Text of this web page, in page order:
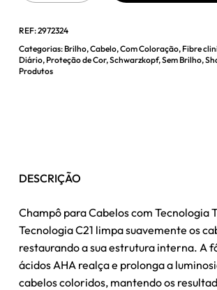
REF:2972324
Categorias:Brilho,Cabelo,Com Coloração,Fibre
Diário,Proteção de Cor,Schwarzkopf,Sem Brilho,
Produtos
DESCRIÇÃO
Champô para Cabelos com Tecnologia
Tecnologia C21 limpa suavemente os
restaurando a sua estrutura interna. A
ácidos AHA realça e prolonga a
cabelos coloridos, mantendo os